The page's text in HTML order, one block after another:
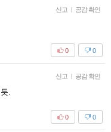
신고 | 공감 확인
0
0
신고 | 공감 확인
.
0
0